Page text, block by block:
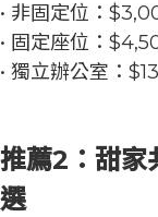
• 非固定位：
• 固定座位：
• 獨立辦公室：
推薦2：甜
選